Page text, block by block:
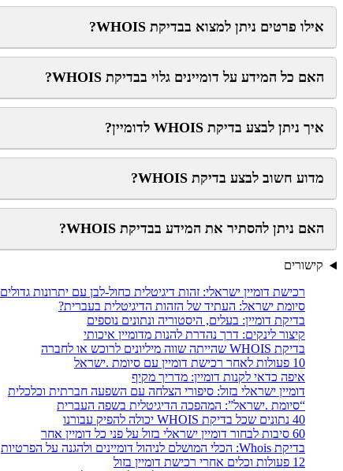
אילו פרטים ניתן למצוא בבדיקת WHOIS?
האם כל המידע על דומיינים גלוי בבדיקת WHOIS?
איך ניתן לבצע בדיקת WHOIS לדומיין?
מדוע חשוב לבצע בדיקת WHOIS?
האם ניתן להסתיר את המידע בבדיקת WHOIS?
קישורים
רכישת דומיין ישראלי: זהות דיגיטלית כחול-לבן עם יתרונות גדולים
סיומת ישראל: העתיד של הזהות הדיגיטלית בעברית?
בדיקת דומיין: בעלים, היסטוריה ונתונים נוספים
קיצור לינקים: דרך נהדרת להנות מדומיין איכותי
בדיקת WHOIS שהייתה שווה מיליונים לרוכש או לחברה
10 פעולות לאחר רכישת דומיין עם סיומת .ישראל
איפה כדאי לקנות דומיין: מדריך מקיף
דומיין ישראלי בזול: סיפורי הצלחה עם השפעה חברתית וכלכלית
“סיומת .ישראל”: המהפכה הדיגיטלית בשפה העברית
40 נתונים שכל בדיקת WHOIS יכולה להפיק עבורנו
60 סיבות לבחור דומיין ישראלי בזול על פני כל דומיין אחר
בדיקת Whois: הכלי המושלם לניהול דומיינים ולהגנה על הפרטיות
12 פעולות וכלים אחרי רכישת דומיין בזול